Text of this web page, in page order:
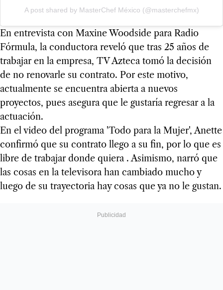
A post shared by MasterChef México (@masterchefmx)
En entrevista con Maxine Woodside para Radio
Fórmula, la conductora reveló que tras 25 años de
trabajar en la empresa, TV Azteca tomó la decisión
de no renovarle su contrato. Por este motivo,
actualmente se encuentra abierta a nuevos
proyectos, pues asegura que le gustaría regresar a la
actuación.
En el video del programa 'Todo para la Mujer', Anette
confirmó que su contrato llego a su fin, por lo que es
libre de trabajar donde quiera . Asimismo, narró que
las cosas en la televisora han cambiado mucho y
luego de su trayectoria hay cosas que ya no le gustan.